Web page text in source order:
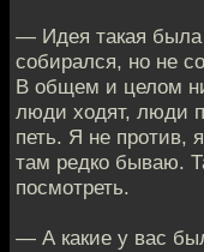
— Идея такая была
собирался, но не
В общем и целом
люди ходят, люди
петь. Я не против,
там редко бываю.
посмотреть.
— А какие у вас